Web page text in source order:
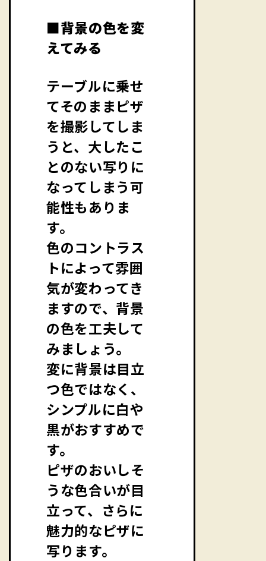
■背景の色を変
えてみる
テーブルに乗せ
てそのままピザ
を撮影してしま
うと、大したこ
とのない写りに
なってしまう可
能性もありま
す。
色のコントラス
トによって雰囲
気が変わってき
ますので、背景
の色を工夫して
みましょう。
変に背景は目立
つ色ではなく、
シンプルに白や
黒がおすすめで
す。
ピザのおいしそ
うな色合いが目
立って、さらに
魅力的なピザに
写ります。